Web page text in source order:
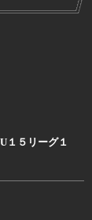
１５リーグ１